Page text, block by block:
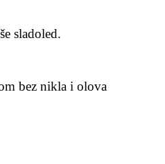
sladoled.
bez nikla i olova